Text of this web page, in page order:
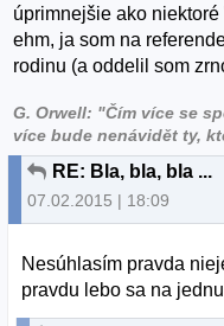
úprimnejšie ako
ehm, ja som na
rodinu (a oddelil som
G. Orwell: "Čím více se
více bude nenávidět ty,
RE: Bla, bla, bla ....
07.02.2015 | 18:09
Nesúhlasím pravda
pravdu lebo sa na